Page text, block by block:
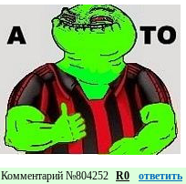
Комментарий №804252 R0 ответить